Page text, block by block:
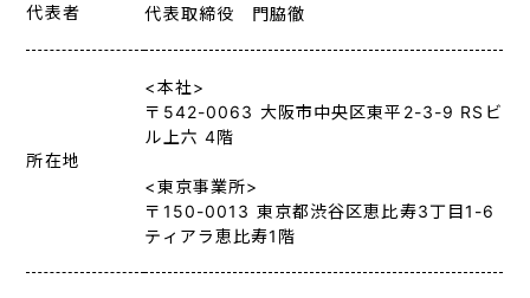
代表者 代表取締役 門脇徹
所在地
<本社>
〒542-0063 大阪市中央区東平2-3-9 RSビ
ル上六 4階
<東京事業所>
〒150-0013 東京都渋谷区恵比寿3丁目1-6
ティアラ恵比寿1階